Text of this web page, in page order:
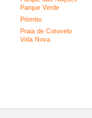
Parque Verde
Pitimbu
Praia de Cotovelo
Vida Nova